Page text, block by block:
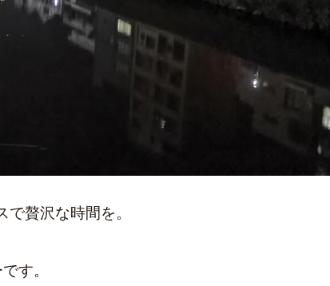
贅沢な時間を。
す。